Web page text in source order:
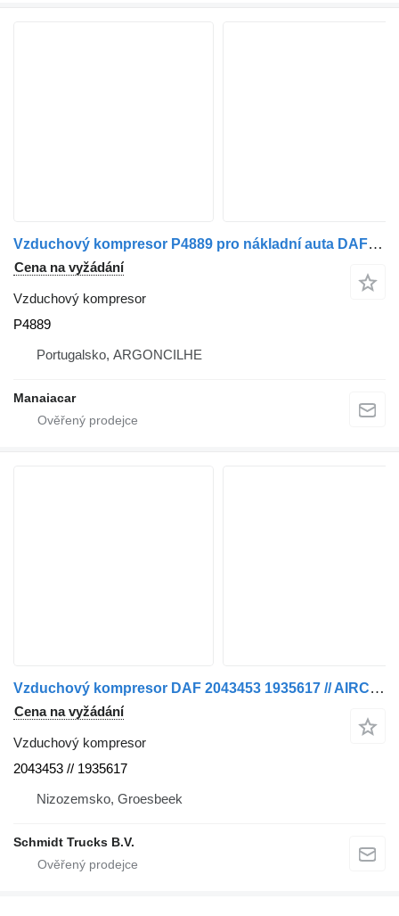
Vzduchový kompresor P4889 pro nákladní auta DAF CF/XF/LF
Cena na vyžádání
Vzduchový kompresor
P4889
Portugalsko, ARGONCILHE
Manaiacar
Vzduchový kompresor DAF 2043453 1935617 // AIRCOPOMP XF CF EURO 6 MODEL 2018 pro nákladní auta
Cena na vyžádání
Vzduchový kompresor
2043453 // 1935617
Nizozemsko, Groesbeek
Schmidt Trucks B.V.